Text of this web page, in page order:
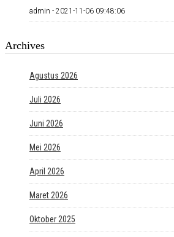
admin - 2021-11-06 09:48:06
Archives
Agustus 2026
Juli 2026
Juni 2026
Mei 2026
April 2026
Maret 2026
Oktober 2025